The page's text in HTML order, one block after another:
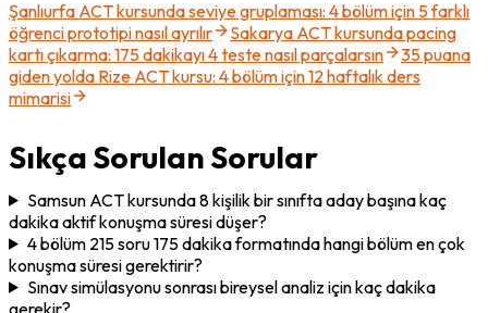
Şanlıurfa ACT kursunda seviye gruplaması: 4 bölüm için 5 farklı
öğrenci prototipi nasıl ayrılır
Sakarya ACT kursunda pacing
kartı çıkarma: 175 dakikayı 4 teste nasıl parçalarsın
35 puana
giden yolda Rize ACT kursu: 4 bölüm için 12 haftalık ders
mimarisi
Sıkça Sorulan Sorular
Samsun ACT kursunda 8 kişilik bir sınıfta aday başına kaç
dakika aktif konuşma süresi düşer?
4 bölüm 215 soru 175 dakika formatında hangi bölüm en çok
konuşma süresi gerektirir?
Sınav simülasyonu sonrası bireysel analiz için kaç dakika
gerekir?